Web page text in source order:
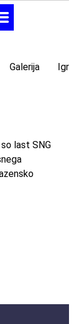
Galerija Igra
last SNG